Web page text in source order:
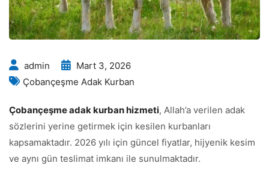
admin
Mart 3, 2026
Çobançeşme Adak Kurban
Çobançeşme adak kurban hizmeti, Allah’a verilen adak
sözlerini yerine getirmek için kesilen kurbanları
kapsamaktadır. 2026 yılı için güncel fiyatlar, hijyenik kesim
ve aynı gün teslimat imkanı ile sunulmaktadır.